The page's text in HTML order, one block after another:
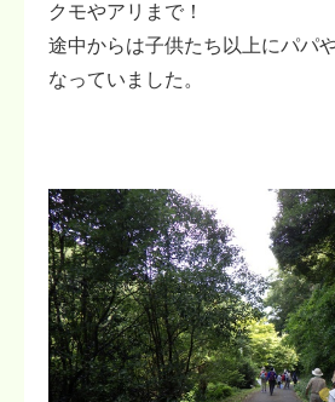
クモやアリまで！
途中からは子供たち以上にパパ
なっていました。